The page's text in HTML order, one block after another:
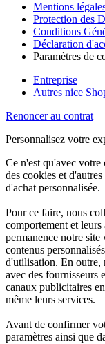
Mentions
Protection des
Conditions
Déclaration
Paramètres de
Entreprise
Autres nice
Renoncer au contrat
Personnalisez votre
Ce n'est qu'avec
des cookies et
d'achat personnalisée.
Pour ce faire, nous
comportement et
permanence notre
contenus
d'utilisation. En outre,
avec des fournisseurs
canaux publicitaires
même leurs services.
Avant de confirmer
paramètres ainsi que